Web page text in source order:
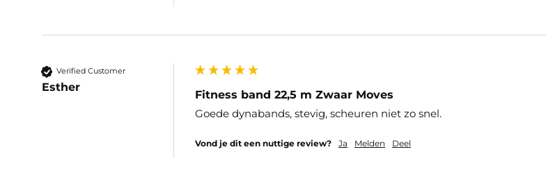
Verified Customer
Esther
Fitness band 22,5 m Zwaar Moves
Goede dynabands, stevig, scheuren niet zo snel.
Vond je dit een nuttige review? Ja Melden Deel